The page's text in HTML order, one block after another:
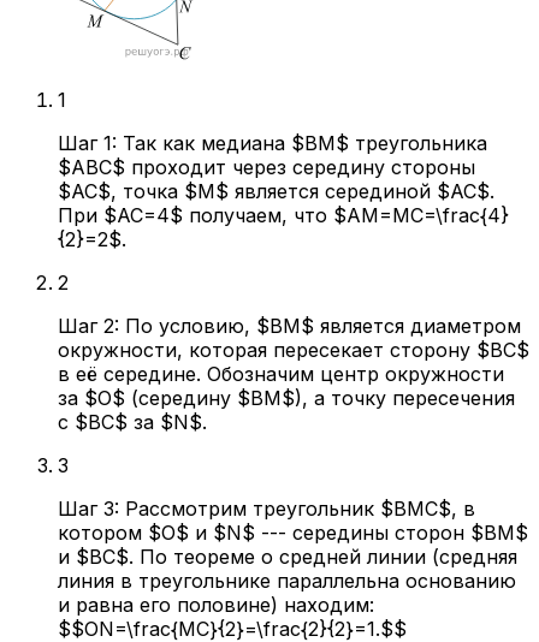
1
Шаг 1: Так как медиана $BM$ треугольника
$ABC$ проходит через середину стороны
$AC$, точка $M$ является серединой $AC$.
При $AC=4$ получаем, что $AM=MC=\frac{4}
{2}=2$.
2
Шаг 2: По условию, $BM$ является диаметром
окружности, которая пересекает сторону $BC$
в её середине. Обозначим центр окружности
за $O$ (середину $BM$), а точку пересечения
с $BC$ за $N$.
3
Шаг 3: Рассмотрим треугольник $BMC$, в
котором $O$ и $N$ --- середины сторон $BM$
и $BC$. По теореме о средней линии (средняя
линия в треугольнике параллельна основанию
и равна его половине) находим:
$$ON=\frac{MC}{2}=\frac{2}{2}=1.$$